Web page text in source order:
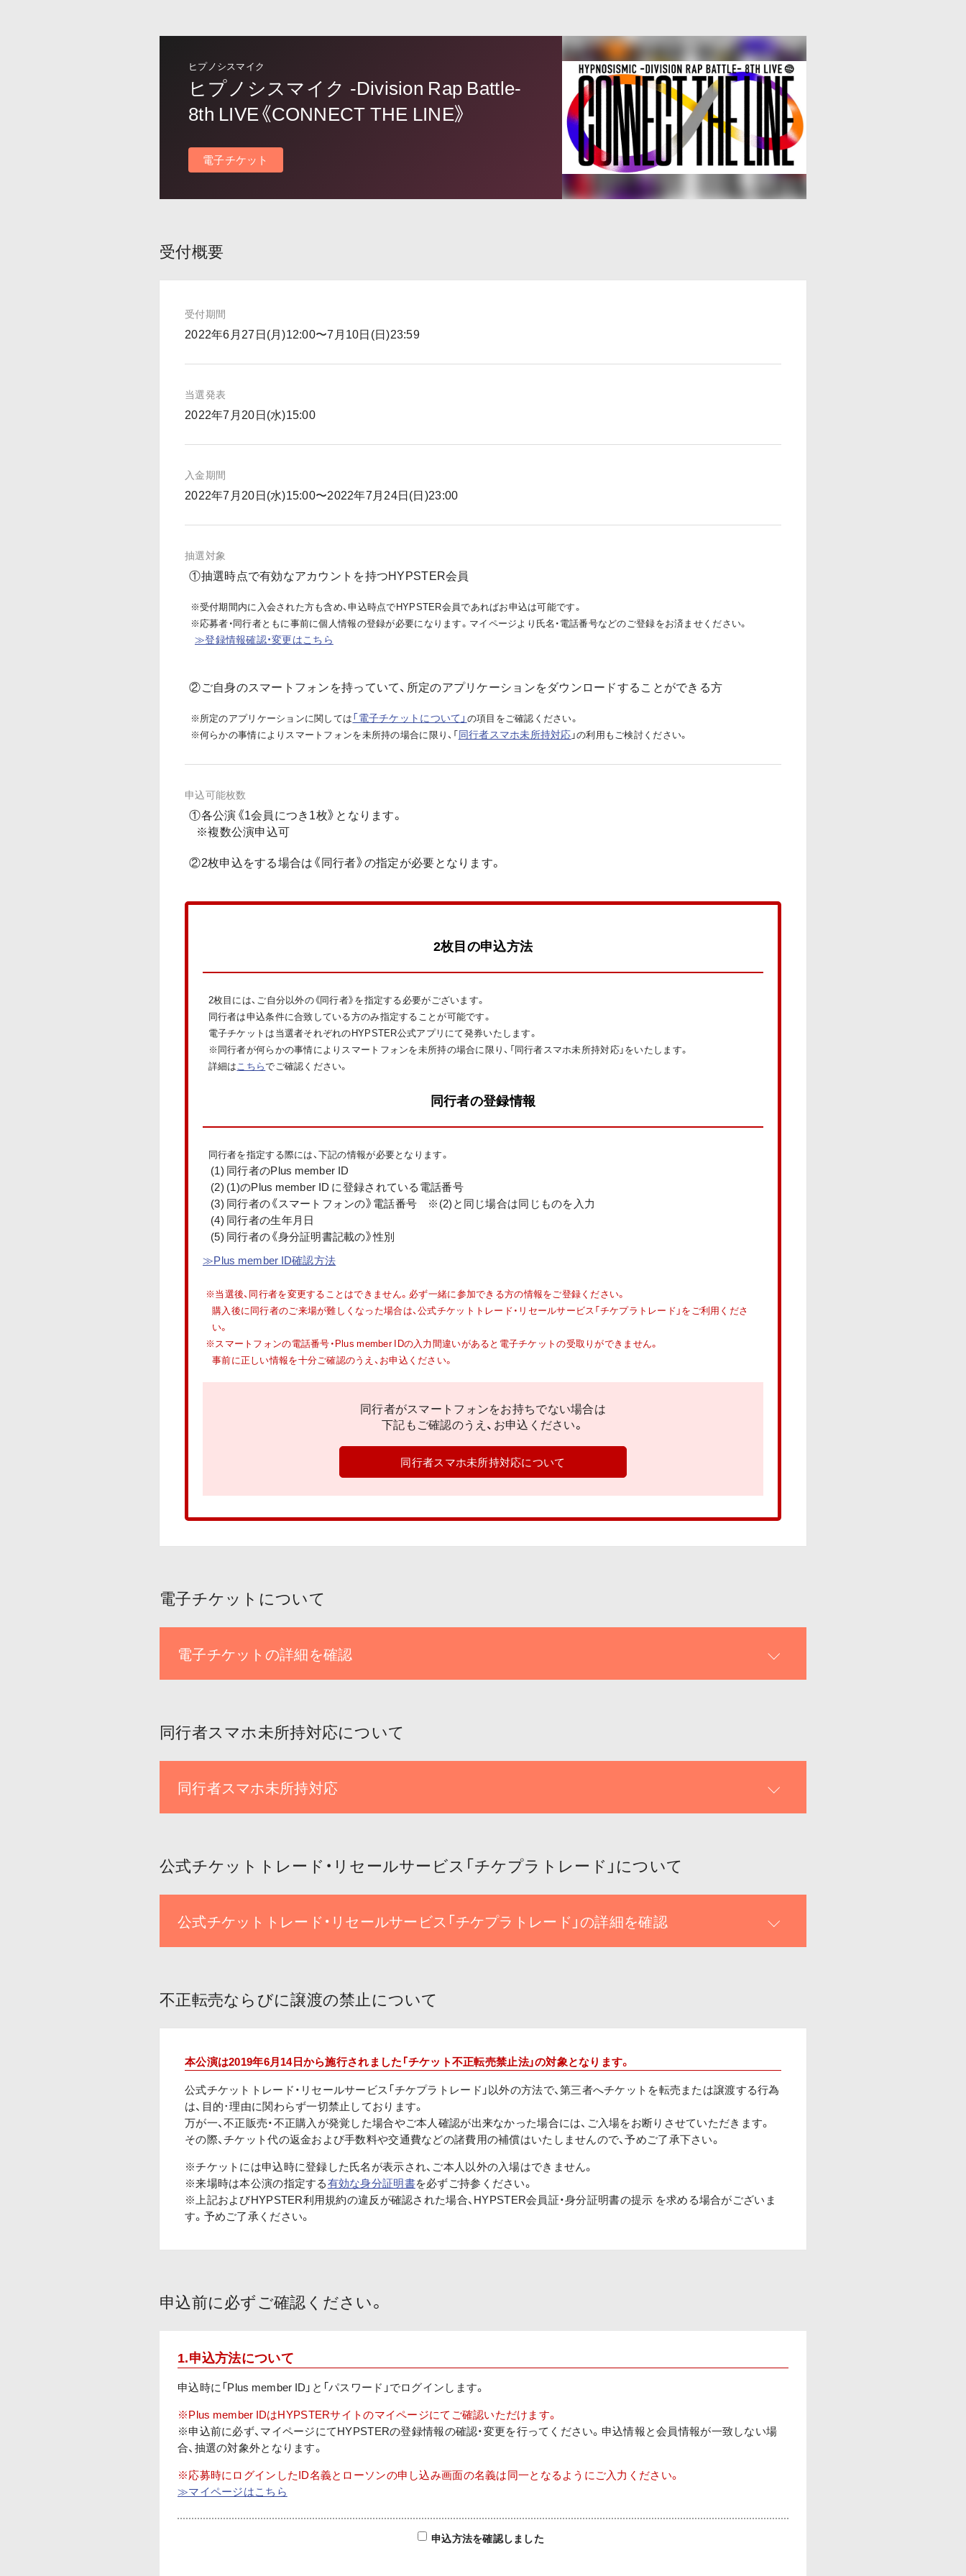
ヒプノシスマイク
ヒプノシスマイク -Division Rap Battle-
8th LIVE《CONNECT THE LINE》
電子チケット
受付概要
受付期間
2022年6月27日(月)12:00〜7月10日(日)23:59
当選発表
2022年7月20日(水)15:00
入金期間
2022年7月20日(水)15:00〜2022年7月24日(日)23:00
抽選対象
①抽選時点で有効なアカウントを持つHYPSTER会員
※受付期間内に入会された方も含め、申込時点でHYPSTER会員であればお申込は可能です。
※応募者・同行者ともに事前に個人情報の登録が必要になります。マイページより氏名・電話番号などのご登録をお済ませください。
≫登録情報確認・変更はこちら
②ご自身のスマートフォンを持っていて、所定のアプリケーションをダウンロードすることができる方
※所定のアプリケーションに関しては「電子チケットについて」 の項目をご確認ください。
※何らかの事情によりスマートフォンを未所持の場合に限り、「同行者スマホ未所持対応 」の利用もご検討ください。
申込可能枚数
①各公演《1会員につき1枚》となります。
※複数公演申込可
②2枚申込をする場合は《同行者》の指定が必要となります。
2枚目の申込方法
2枚目には、ご自分以外の《同行者》を指定する必要がございます。
同行者は申込条件に合致している方のみ指定することが可能です。
電子チケットは当選者それぞれのHYPSTER公式アプリにて発券いたします。
※同行者が何らかの事情によりスマートフォンを未所持の場合に限り、「同行者スマホ未所持対応」をいたします。
詳細は こちらでご確認ください。
同行者の登録情報
同行者を指定する際には、下記の情報が必要となります。
(1) 同行者のPlus member ID
(2) (1)のPlus member ID に登録されている電話番号
(3) 同行者の《スマートフォンの》電話番号 ※(2)と同じ場合は同じものを入力
(4) 同行者の生年月日
(5) 同行者の《身分証明書記載の》性別
≫Plus member ID確認方法
※当選後、同行者を変更することはできません。必ず一緒に参加できる方の情報をご登録ください。
購入後に同行者のご来場が難しくなった場合は、公式チケットトレード・リセールサービス「チケプラトレード」をご利用くださ
い。
※スマートフォンの電話番号・Plus member IDの入力間違いがあると電子チケットの受取りができません。
事前に正しい情報を十分ご確認のうえ、お申込ください。
同行者がスマートフォンをお持ちでない場合は
下記もご確認のうえ、お申込ください。
同行者スマホ未所持対応について
電子チケットについて
電子チケットの詳細を確認
同行者スマホ未所持対応について
同行者スマホ未所持対応
公式チケットトレード・リセールサービス「チケプラトレード」について
公式チケットトレード・リセールサービス「チケプラトレード」の詳細を確認
不正転売ならびに譲渡の禁止について
本公演は2019年6月14日から施行されました「チケット不正転売禁止法」の対象となります。
公式チケットトレード・リセールサービス「チケプラトレード」以外の方法で、第三者へチケットを転売または譲渡する行為
は、目的･理由に関わらず一切禁止しております。
万が一、不正販売・不正購入が発覚した場合やご本人確認が出来なかった場合には、ご入場をお断りさせていただきます。
その際、チケット代の返金および手数料や交通費などの諸費用の補償はいたしませんので、予めご了承下さい。
※チケットには申込時に登録した氏名が表示され、ご本人以外の入場はできません。
※来場時は本公演の指定する有効な身分証明書を必ずご持参ください。
※上記およびHYPSTER利用規約の違反が確認された場合、HYPSTER会員証・身分証明書の提示 を求める場合がございま
す。予めご了承ください。
申込前に必ずご確認ください。
1.申込方法について
申込時に「Plus member ID」と「パスワード」でログインします。
※Plus member IDはHYPSTERサイトのマイページにてご確認いただけます。
※申込前に必ず、マイページにてHYPSTERの登録情報の確認・変更を行ってください。申込情報と会員情報が一致しない場
合、抽選の対象外となります。
※応募時にログインしたID名義とローソンの申し込み画面の名義は同一となるようにご入力ください。
≫マイページはこちら
申込方法を確認しました